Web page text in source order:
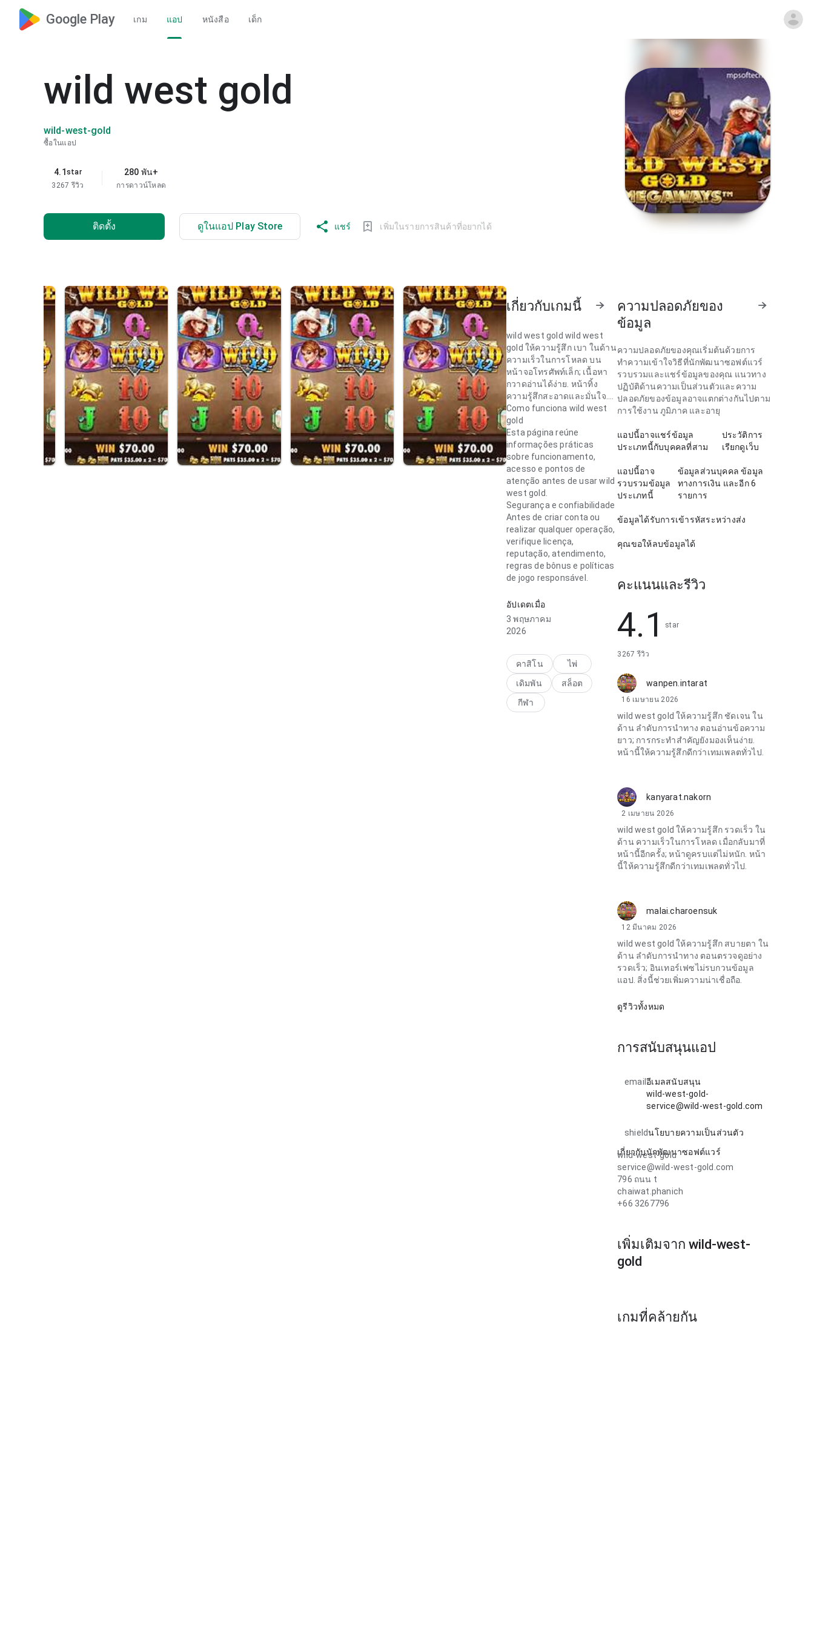
Google Play เกม แอป หนังสือ เด็ก
wild west gold
wild-west-gold
ซื้อในแอป
4.1 star
3267 รีวิว
280 พัน+
การดาวน์โหลด
ติดตั้ง ดูในแอป Play Store แชร์ เพิ่มในรายการสินค้าที่อยากได้
เกี่ยวกับเกมนี้
wild west gold wild west
gold ให้ความรู้สึก เบา ในด้าน
ความเร็วในการโหลด บน
หน้าจอโทรศัพท์เล็ก; เนื้อหา
กวาดอ่านได้ง่าย. หน้าทิ้ง
ความรู้สึกสะอาดและมั่นใจ.
wild west gold ให้ความรู้สึก
รวดเร็ว ในด้าน ลำดับการนำ
ทาง ก่อนตัดสินใจติดตั้ง;
เนื้อหากวาดอ่านได้ง่าย.
ผลลัพธ์โดยรวมดูใช้งานได้
จริงและเป็นผู้ใหญ่.
Como funciona wild west
gold
Esta página reúne
informações práticas
sobre funcionamento,
acesso e pontos de
atenção antes de usar wild
west gold.
Segurança e confiabilidade
Antes de criar conta ou
realizar qualquer operação,
verifique licença,
reputação, atendimento,
regras de bônus e políticas
de jogo responsável.
อัปเดตเมื่อ
3 พฤษภาคม
2026
คาสิโน
ไพ่
เดิมพัน
สล็อต
กีฬา
ความปลอดภัยของ
ข้อมูล
ความปลอดภัยของคุณเริ่มต้นด้วยการ
ทำความเข้าใจวิธีที่นักพัฒนาซอฟต์แวร์
รวบรวมและแชร์ข้อมูลของคุณ แนวทาง
ปฏิบัติด้านความเป็นส่วนตัวและความ
ปลอดภัยของข้อมูลอาจแตกต่างกันไปตาม
การใช้งาน ภูมิภาค และอายุ
แอปนี้อาจแชร์ข้อมูล
ประเภทนี้กับบุคคลที่สาม
ประวัติการ
เรียกดูเว็บ
แอปนี้อาจ
รวบรวมข้อมูล
ประเภทนี้
ข้อมูลส่วนบุคคล ข้อมูล
ทางการเงิน และอีก 6
รายการ
ข้อมูลได้รับการเข้ารหัสระหว่างส่ง
คุณขอให้ลบข้อมูลได้
คะแนนและรีวิว
4.1 star
3267 รีวิว
wanpen.intarat
16 เมษายน 2026
wild west gold ให้ความรู้สึก ชัดเจน ใน
ด้าน ลำดับการนำทาง ตอนอ่านข้อความ
ยาว; การกระทำสำคัญยังมองเห็นง่าย.
หน้านี้ให้ความรู้สึกดีกว่าเทมเพลตทั่วไป.
kanyarat.nakorn
2 เมษายน 2026
wild west gold ให้ความรู้สึก รวดเร็ว ใน
ด้าน ความเร็วในการโหลด เมื่อกลับมาที่
หน้านี้อีกครั้ง; หน้าดูครบแต่ไม่หนัก. หน้า
นี้ให้ความรู้สึกดีกว่าเทมเพลตทั่วไป.
malai.charoensuk
12 มีนาคม 2026
wild west gold ให้ความรู้สึก สบายตา ใน
ด้าน ลำดับการนำทาง ตอนตรวจดูอย่าง
รวดเร็ว; อินเทอร์เฟซไม่รบกวนข้อมูล
แอป. สิ่งนี้ช่วยเพิ่มความน่าเชื่อถือ.
ดูรีวิวทั้งหมด
การสนับสนุนแอป
emailอีเมลสนับสนุน
wild-west-gold-
service@wild-west-gold.com
shieldนโยบายความเป็นส่วนตัว
เกี่ยวกับนักพัฒนาซอฟต์แวร์
wild-west-gold
service@wild-west-gold.com
796 ถนน t
chaiwat.phanich
+66 3267796
เพิ่มเติมจาก wild-west-
gold
เกมที่คล้ายกัน